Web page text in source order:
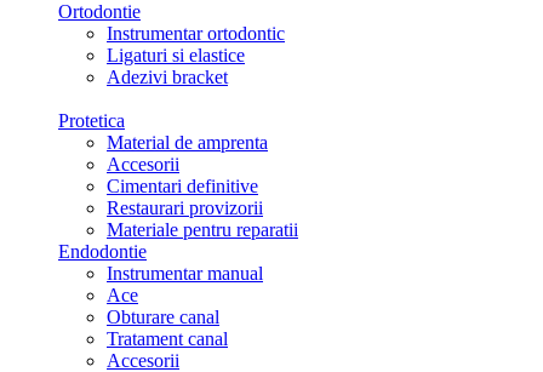
Ortodontie
Instrumentar ortodontic
Ligaturi si elastice
Adezivi bracket
Protetica
Material de amprenta
Accesorii
Cimentari definitive
Restaurari provizorii
Materiale pentru reparatii
Endodontie
Instrumentar manual
Ace
Obturare canal
Tratament canal
Accesorii